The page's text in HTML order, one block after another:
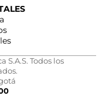
S.A.S. Todos los